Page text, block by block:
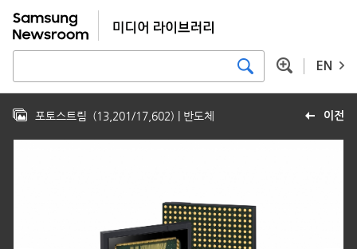
EN
이전
포토스트림 (13,201/17,602) | 반도체